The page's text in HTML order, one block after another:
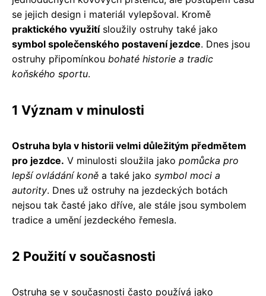
se jejich design i materiál vylepšoval. Kromě
praktického využitísloužily ostruhy také jako
symbol společenského postavení jezdce. Dnes jsou
ostruhy připomínkou bohaté historie a tradic
koňského sportu.
1 Význam v minulosti
Ostruha byla v historii velmi důležitým předmětem
pro jezdce. V minulosti sloužila jako pomůcka pro
lepší ovládání koně a také jako symbol moci a
autority. Dnes už ostruhy na jezdeckých botách
nejsou tak časté jako dříve, ale stále jsou symbolem
tradice a umění jezdeckého řemesla.
2 Použití v současnosti
Ostruha se v současnosti často používá jako